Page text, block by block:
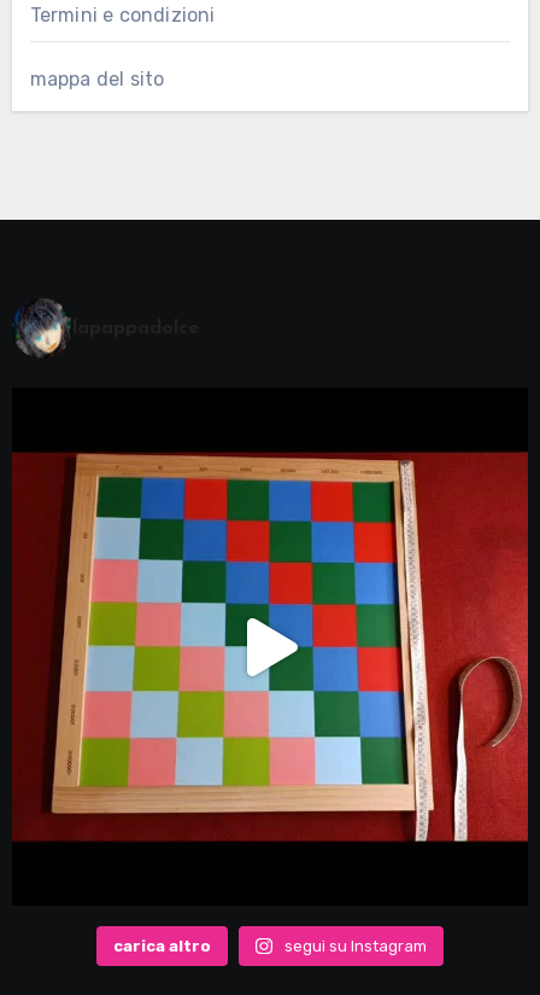
Termini e condizioni
mappa del sito
carica altro segui su Instagram